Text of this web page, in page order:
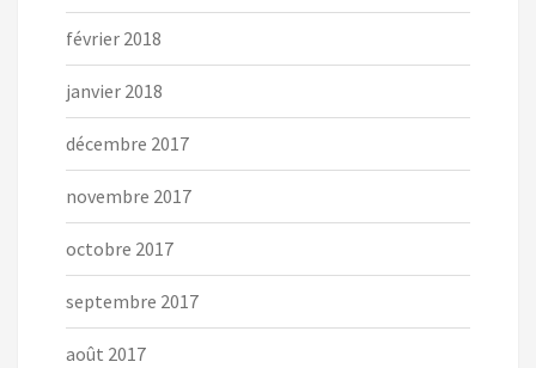
février 2018
janvier 2018
décembre 2017
novembre 2017
octobre 2017
septembre 2017
août 2017